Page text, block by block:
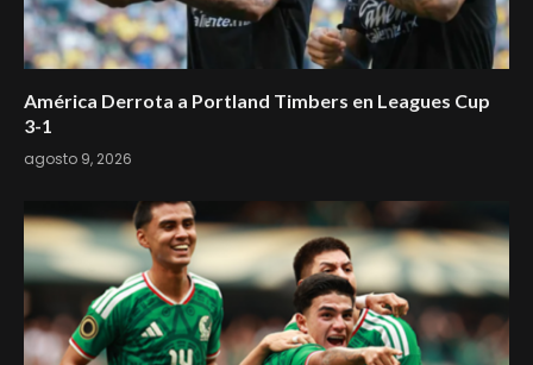
América Derrota a Portland Timbers en Leagues Cup
3-1
agosto 9, 2026